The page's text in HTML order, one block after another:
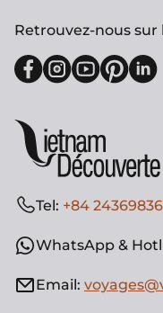
Tel: +84
WhatsApp &
Email:
Retrouvez-nous sur